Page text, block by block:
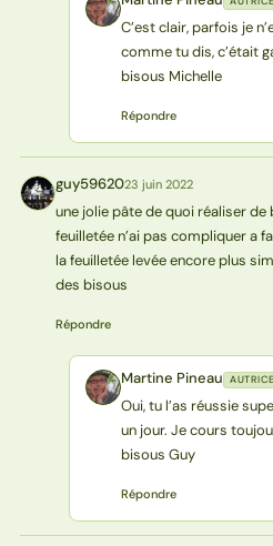
MP
C’est clair, parfois je
comme tu dis, c’était
bisous Michelle
Répondre
G guy5962023 juin 2022
une jolie pâte de quoi réaliser
feuilletée n’ai pas compliquer a
la feuilletée levée encore plus
des bisous
Répondre
MP Martine Pineau AUTRICE
Oui, tu l’as réussie
un jour. Je cours
bisous Guy
Répondre